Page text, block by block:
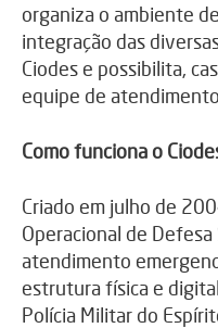
organiza o ambiente
integração das
Ciodes e possibilita,
equipe de
Como funciona o
Criado em julho de
Operacional de Defesa
atendimento
estrutura física e
Polícia Militar do